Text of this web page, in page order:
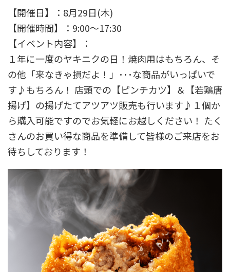
【開催日】：8月29日(木)
【開催時間】：9:00～17:30
【イベント内容】：
１年に一度のヤキニクの日！焼肉用はもちろん、そ
の他「来なきゃ損だよ！」･･･な商品がいっぱいで
す♪もちろん！ 店頭での【ピンチカツ】＆【若鶏唐
揚げ】の揚げたてアツアツ販売も行います♪１個か
ら購入可能ですのでお気軽にお越しください！ たく
さんのお買い得な商品を準備して皆様のご来店をお
待ちしております！